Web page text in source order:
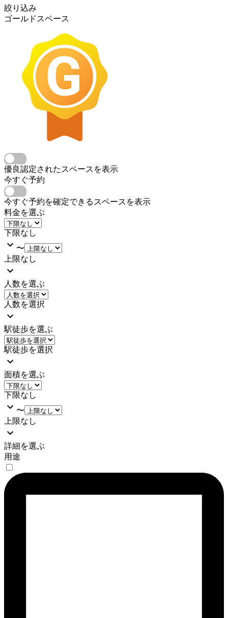
絞り込み
ゴールドスペース
優良認定されたスペースを表示
今すぐ予約
今すぐ予約を確定できるスペースを表示
料金を選ぶ
下限なし
〜
上限なし
人数を選ぶ
人数を選択
駅徒歩を選ぶ
駅徒歩を選択
面積を選ぶ
下限なし
〜
上限なし
詳細を選ぶ
用途